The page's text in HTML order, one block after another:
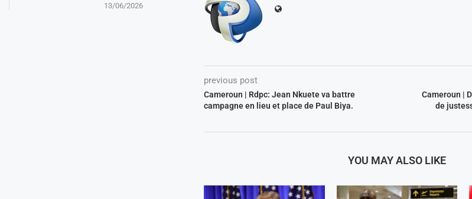
previous post
Cameroun | Rdpc: Jean Nkuete va battre
campagne en lieu et place de Paul Biya.
Cameroun |
de
YOU MAY ALSO LIKE
13/06/2026